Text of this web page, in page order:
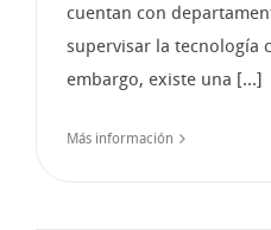
cuentan con
supervisar la tecnología
embargo, existe una [...]
Más información